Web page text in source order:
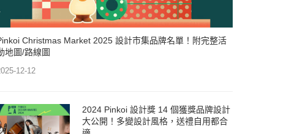
Christmas Market 2025 設計市集品牌名單！附完整活
地圖/路線圖
12-12
2024 Pinkoi 設計獎 14 個獲獎品牌設計
大公開！多變設計風格，送禮自用都合